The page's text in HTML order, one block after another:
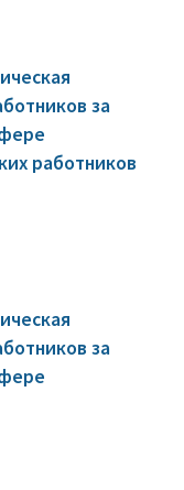
за
работников
за